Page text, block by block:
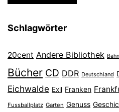
Schlagwörter
20cent Andere Bibliothek Bahn
Bücher CD DDR Deutschland
Eichwalde Exil Franken
Fussballplatz Garten Genuss